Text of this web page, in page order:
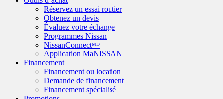
Réservez un essai routier
Obtenez un devis
Évaluez votre échange
Programmes Nissan
NissanConnectᴹᴰ
Application MaNISSAN
Financement
Financement ou location
Demande de financement
Financement spécialisé